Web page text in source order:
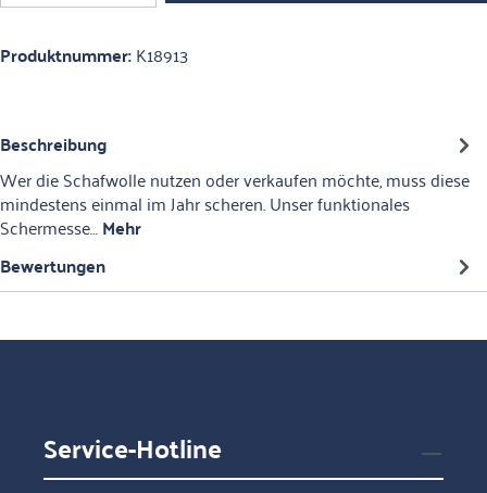
Produktnummer:K18913
Beschreibung
Wer die Schafwolle nutzen oder verkaufen möchte, muss diese
mindestens einmal im Jahr scheren. Unser funktionales
Schermesse…Mehr
Bewertungen
Service-Hotline